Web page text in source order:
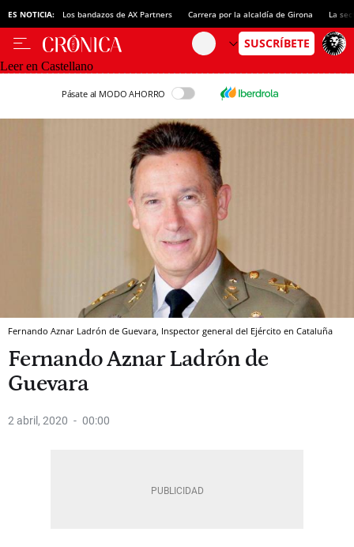
ES NOTICIA: Los bandazos de AX Partners Carrera por la alcaldía de Girona La
Leer en Castellano
Pásate al MODO AHORRO
Fernando Aznar Ladrón de Guevara, Inspector general del Ejército en Cataluña
Fernando Aznar Ladrón de
Guevara
2 abril, 2020 00:00